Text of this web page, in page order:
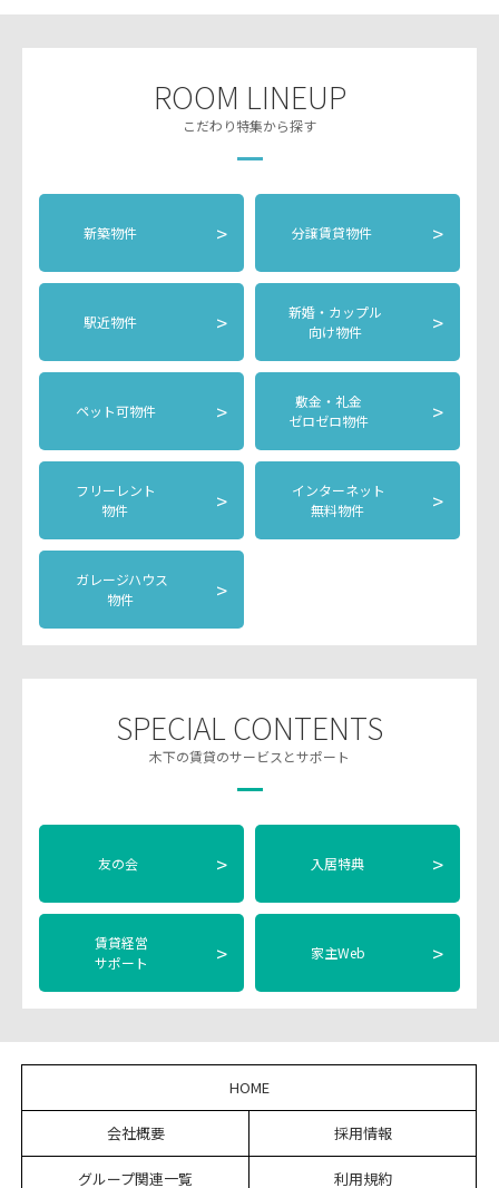
ROOM LINEUP
こだわり特集から探す
新築物件 > 分譲賃貸物件 >
駅近物件 >
新婚・カップル
向け物件
>
ペット可物件 >
敷金・礼金
ゼロゼロ物件
>
フリーレント
物件
>
インターネット
無料物件
>
ガレージハウス
物件
>
SPECIAL CONTENTS
木下の賃貸のサービスとサポート
友の会 > 入居特典 >
賃貸経営
サポート
> 家主Web >
HOME
会社概要 採用情報
グループ関連一覧 利用規約